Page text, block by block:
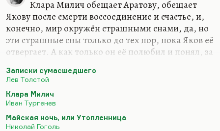
Клара Милич обещает Аратову, обещает
Якову после смерти воссоединение и счастье, и,
конечно, мир окружён страшными снами, да, но
эти страшные сны только до тех пор, пока Яков её
отвергает. А как только он её полюбил и понял, за
улыбку на его лице, с которой, собственно,
ночь». Конечно, мир Гоголя страшный мир, и в
конце концов Гоголь в этот страх провалился. Но
и в страшной мести бог всё-таки носитель
Записки сумасшедшего
Лев Толстой
Клара Милич
Иван Тургенев
Майская ночь, или Утопленница
Николай Гоголь